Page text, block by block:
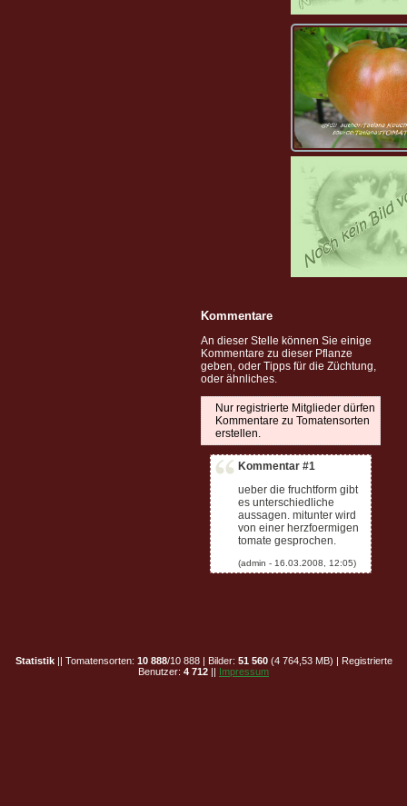
Kommentare
An dieser Stelle können Sie einige
Kommentare zu dieser Pflanze
geben, oder Tipps für die Züchtung,
oder ähnliches.
Nur registrierte Mitglieder dürfen
Kommentare zu Tomatensorten
erstellen.
Kommentar #1
ueber die fruchtform gibt
es unterschiedliche
aussagen. mitunter wird
von einer herzfoermigen
tomate gesprochen.
Statistik|| Tomatensorten: 10 888/10 888 | Bilder: 51 560(4 764,53 MB) | Registrierte
Benutzer: 4 712 || Impressum